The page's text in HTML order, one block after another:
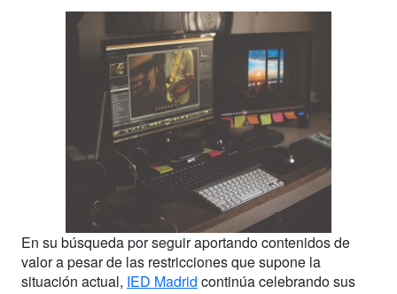
En su búsqueda por seguir aportando contenidos de
valor a pesar de las restricciones que supone la
situación actual, IED Madrid continúa celebrando sus